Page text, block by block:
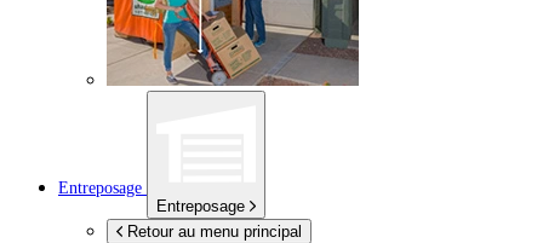
Entreposage
Entreposage
Retour au menu principal